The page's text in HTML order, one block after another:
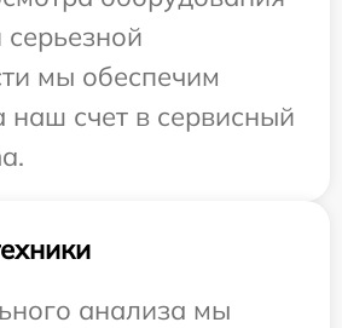
мы обеспечим
наш счет в сервисный
анализа мы